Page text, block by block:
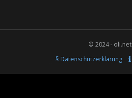
© 2024 - oli.net
§ Datenschutzerklärung